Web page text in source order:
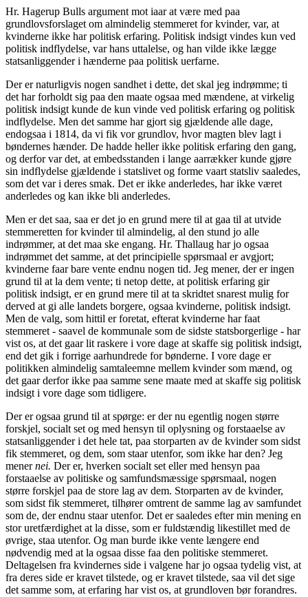
Hr. Hagerup Bulls argument mot iaar at være med paa
grundlovsforslaget om almindelig stemmeret for kvinder, var, at
kvinderne ikke har politisk erfaring. Politisk indsigt vindes kun ved
politisk indflydelse, var hans uttalelse, og han vilde ikke lægge
statsanliggender i hænderne paa politisk uerfarne.
Der er naturligvis nogen sandhet i dette, det skal jeg indrømme; ti
det har forholdt sig paa den maate ogsaa med mændene, at virkelig
politisk indsigt kunde de kun vinde ved politisk erfaring og politisk
indflydelse. Men det samme har gjort sig gjældende alle dage,
endogsaa i 1814, da vi fik vor grundlov, hvor magten blev lagt i
bøndernes hænder. De hadde heller ikke politisk erfaring den gang,
og derfor var det, at embedsstanden i lange aarrækker kunde gjøre
sin indflydelse gjældende i statslivet og forme vaart statsliv saaledes,
som det var i deres smak. Det er ikke anderledes, har ikke været
anderledes og kan ikke bli anderledes.
Men er det saa, saa er det jo en grund mere til at gaa til at utvide
stemmeretten for kvinder til almindelig, al den stund jo alle
indrømmer, at det maa ske engang. Hr. Thallaug har jo ogsaa
indrømmet det samme, at det principielle spørsmaal er avgjort;
kvinderne faar bare vente endnu nogen tid. Jeg mener, der er ingen
grund til at la dem vente; ti netop dette, at politisk erfaring gir
politisk indsigt, er en grund mere til at ta skridtet snarest mulig for
derved at gi alle landets borgere, ogsaa kvinderne, politisk indsigt.
Men de valg, som hittil er foretat, efterat kvinderne har faat
stemmeret - saavel de kommunale som de sidste statsborgerlige - har
vist os, at det gaar lit raskere i vore dage at skaffe sig politisk indsigt,
end det gik i forrige aarhundrede for bønderne. I vore dage er
politikken almindelig samtaleemne mellem kvinder som mænd, og
det gaar derfor ikke paa samme sene maate med at skaffe sig politisk
indsigt i vore dage som tidligere.
Der er ogsaa grund til at spørge: er der nu egentlig nogen større
forskjel, socialt set og med hensyn til oplysning og forstaaelse av
statsanliggender i det hele tat, paa storparten av de kvinder som sidst
fik stemmeret, og dem, som staar utenfor, som ikke har den? Jeg
menernei. Der er, hverken socialt set eller med hensyn paa
forstaaelse av politiske og samfundsmæssige spørsmaal, nogen
større forskjel paa de store lag av dem. Storparten av de kvinder,
som sidst fik stemmeret, tilhører omtrent de samme lag av samfundet
som de, der endnu staar utenfor. Det er saaledes efter min mening en
stor uretfærdighet at la disse, som er fuldstændig likestillet med de
øvrige, staa utenfor. Og man burde ikke vente længere end
nødvendig med at la ogsaa disse faa den politiske stemmeret.
Deltagelsen fra kvindernes side i valgene har jo ogsaa tydelig vist, at
fra deres side er kravet tilstede, og er kravet tilstede, saa vil det sige
det samme som, at erfaring har vist os, at grundloven bør forandres.